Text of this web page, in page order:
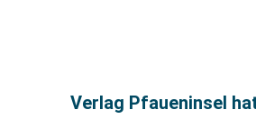
Verlag Pfaueninsel